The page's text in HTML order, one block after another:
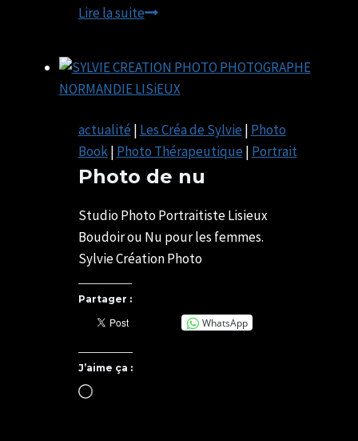
Lire la suiteCONGRES
actualité | Les Créa de Sylvie | Photo
Book| Photo Thérapeutique | Portrait
Photo de nu
CHATELAIS
Studio Photo Portraitiste Lisieux
Boudoir ou Nu pour les femmes.
Sylvie Création Photo
Partager :
WhatsApp
J’aime ça :
Chargement…